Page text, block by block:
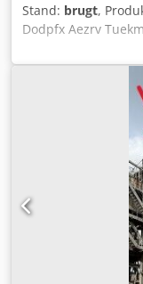
Stand: brugt,
Dodpfx Aezrv
- 1 x silo, 60 tons,
filtre